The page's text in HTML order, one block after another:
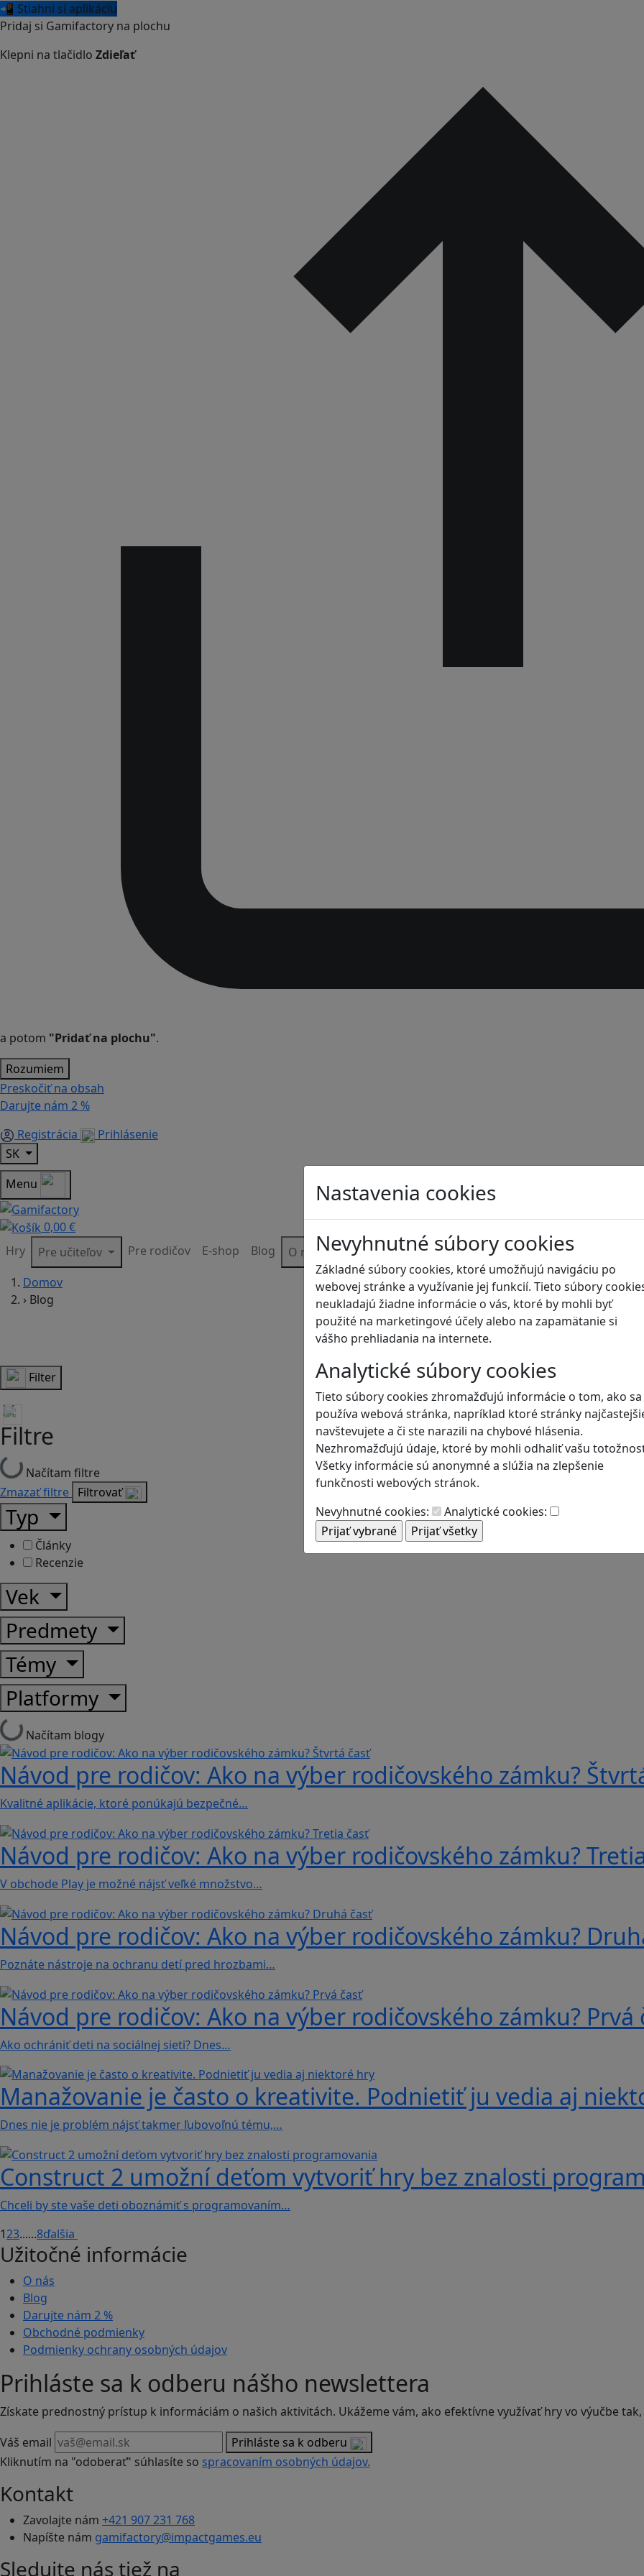
📲 Stiahni si aplikáciu
Pridaj si Gamifactory na plochu
Klepni na tlačidlo Zdieľať
a potom "Pridať na plochu".
Rozumiem
Preskočiť na obsah
Darujte nám 2 %
Registrácia
Prihlásenie
SK
Menu
0,00 €
Hry
Pre učiteľov Pre rodičov E-shop Blog O nás
Nastavenia cookies
Nevyhnutné súbory cookies
Základné súbory cookies, ktoré umožňujú navigáciu po
webovej stránke a využívanie jej funkcií. Tieto súbory
neukladajú žiadne informácie o vás, ktoré by mohli byť
použité na marketingové účely alebo na zapamätanie si
vášho prehliadania na internete.
Analytické súbory cookies
Tieto súbory cookies zhromažďujú informácie o tom, ako sa
používa webová stránka, napríklad ktoré stránky
navštevujete a či ste narazili na chybové hlásenia.
Nezhromažďujú údaje, ktoré by mohli odhaliť vašu
Všetky informácie sú anonymné a slúžia na zlepšenie
funkčnosti webových stránok.
Nevyhnutné cookies:
Analytické cookies:
Domov
› Blog
Blog
Filter
Filtre
Načítam filtre
Zmazať filtre Filtrovať
Typ
Články
Recenzie
Vek
Predmety
Témy
Platformy
Načítam blogy
Návod pre rodičov: Ako na výber rodičovského zámku?
Kvalitné aplikácie, ktoré ponúkajú bezpečné…
Návod pre rodičov: Ako na výber rodičovského zámku?
V obchode Play je možné nájsť veľké množstvo…
Návod pre rodičov: Ako na výber rodičovského zámku?
Poznáte nástroje na ochranu detí pred hrozbami…
Návod pre rodičov: Ako na výber rodičovského zámku? Prvá
Ako ochrániť deti na sociálnej sieti? Dnes…
Manažovanie je často o kreativite. Podnietiť ju vedia aj
Dnes nie je problém nájsť takmer ľubovoľnú tému,…
Construct 2 umožní deťom vytvoriť hry bez znalosti
Chceli by ste vaše deti oboznámiť s programovaním…
123......8ďalšia
Užitočné informácie
O nás
Blog
Darujte nám 2 %
Obchodné podmienky
Podmienky ochrany osobných údajov
Prihláste sa k odberu nášho newslettera
Získate prednostný prístup k informáciám o našich aktivitách. Ukážeme vám, ako efektívne využívať hry vo výučbe
Váš email
Prihláste sa k odberu
Kliknutím na "odoberať" súhlasíte so spracovaním osobných údajov.
Kontakt
Zavolajte nám +421 907 231 768
Napíšte nám gamifactory@impactgames.eu
Sledujte nás tiež na